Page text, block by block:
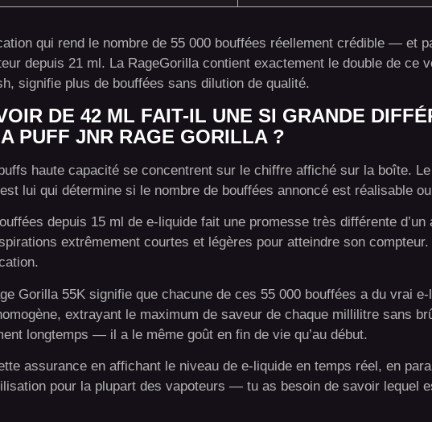
qui rend le nombre de 55 000 bouffées réellement crédible — et
depuis 21 ml. La RageGorilla contient exactement le double de ce
signifie plus de bouffées sans dilution de qualité.
DE 42 ML FAIT-IL UNE SI GRANDE
PUFF JNR RAGE GORILLA ?
haute capacité se concentrent sur le chiffre affiché sur la boîte.
lui qui détermine si le nombre de bouffées annoncé est réalisable
depuis 15 ml de e-liquide fait une promesse très différente
extrêmement courtes et légères pour atteindre son
Gorilla 55K signifie que chacune de ces 55 000 bouffées a du vrai
extrayant le maximum de saveur de chaque millilitre sans
longtemps — il a le même goût en fin de vie qu’au début.
assurance en affichant le niveau de e-liquide en temps réel, en
pour la plupart des vapoteurs — tu as besoin de savoir lequel